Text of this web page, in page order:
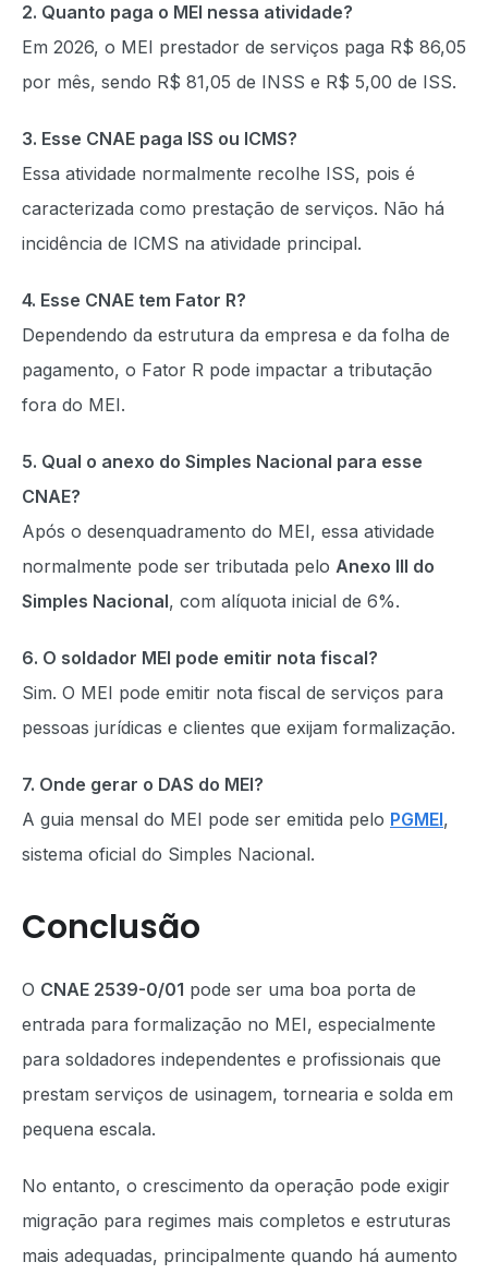
2. Quanto paga o MEI nessa atividade?
Em 2026, o MEI prestador de serviços paga R$ 86,05
por mês, sendo R$ 81,05 de INSS e R$ 5,00 de ISS.
3. Esse CNAE paga ISS ou ICMS?
Essa atividade normalmente recolhe ISS, pois é
caracterizada como prestação de serviços. Não há
incidência de ICMS na atividade principal.
4. Esse CNAE tem Fator R?
Dependendo da estrutura da empresa e da folha de
pagamento, o Fator R pode impactar a tributação
fora do MEI.
5. Qual o anexo do Simples Nacional para esse
CNAE?
Após o desenquadramento do MEI, essa atividade
normalmente pode ser tributada pelo Anexo III do
Simples Nacional, com alíquota inicial de 6%.
6. O soldador MEI pode emitir nota fiscal?
Sim. O MEI pode emitir nota fiscal de serviços para
pessoas jurídicas e clientes que exijam formalização.
7. Onde gerar o DAS do MEI?
A guia mensal do MEI pode ser emitida pelo PGMEI,
sistema oficial do Simples Nacional.
Conclusão
O CNAE 2539-0/01 pode ser uma boa porta de
entrada para formalização no MEI, especialmente
para soldadores independentes e profissionais que
prestam serviços de usinagem, tornearia e solda em
pequena escala.
No entanto, o crescimento da operação pode exigir
migração para regimes mais completos e estruturas
mais adequadas, principalmente quando há aumento